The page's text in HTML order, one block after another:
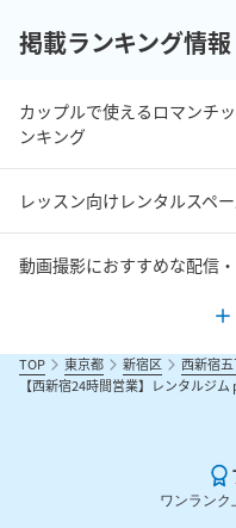
掲載ランキング情報
カップルで使えるロマンチ
ンキング
レッスン向けレンタルスペ
動画撮影におすすめな配信
TOP 東京都 新宿区
西新宿
【西新宿24時間営業】レンタルジ
ワンラン